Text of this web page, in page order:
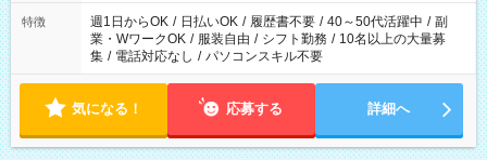
特徴 週1日からOK / 日払いOK / 履歴書不要 / 40～50代活躍中 / 副
業・WワークOK / 服装自由 / シフト勤務 / 10名以上の大量募
集 / 電話対応なし / パソコンスキル不要
気になる！ 応募する 詳細へ